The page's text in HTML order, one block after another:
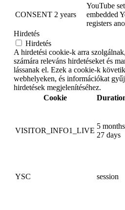
CONSENT 2 years
YouTube
embedded
registers
Hirdetés
Hirdetés
A hirdetési cookie-k arra
számára releváns hirdetéseket és
lássanak el. Ezek a cookie-k
webhelyeken, és információkat
hirdetések megjelenítéséhez.
Cookie
VISITOR_INFO1_LIVE
5 months
27 days
YSC session